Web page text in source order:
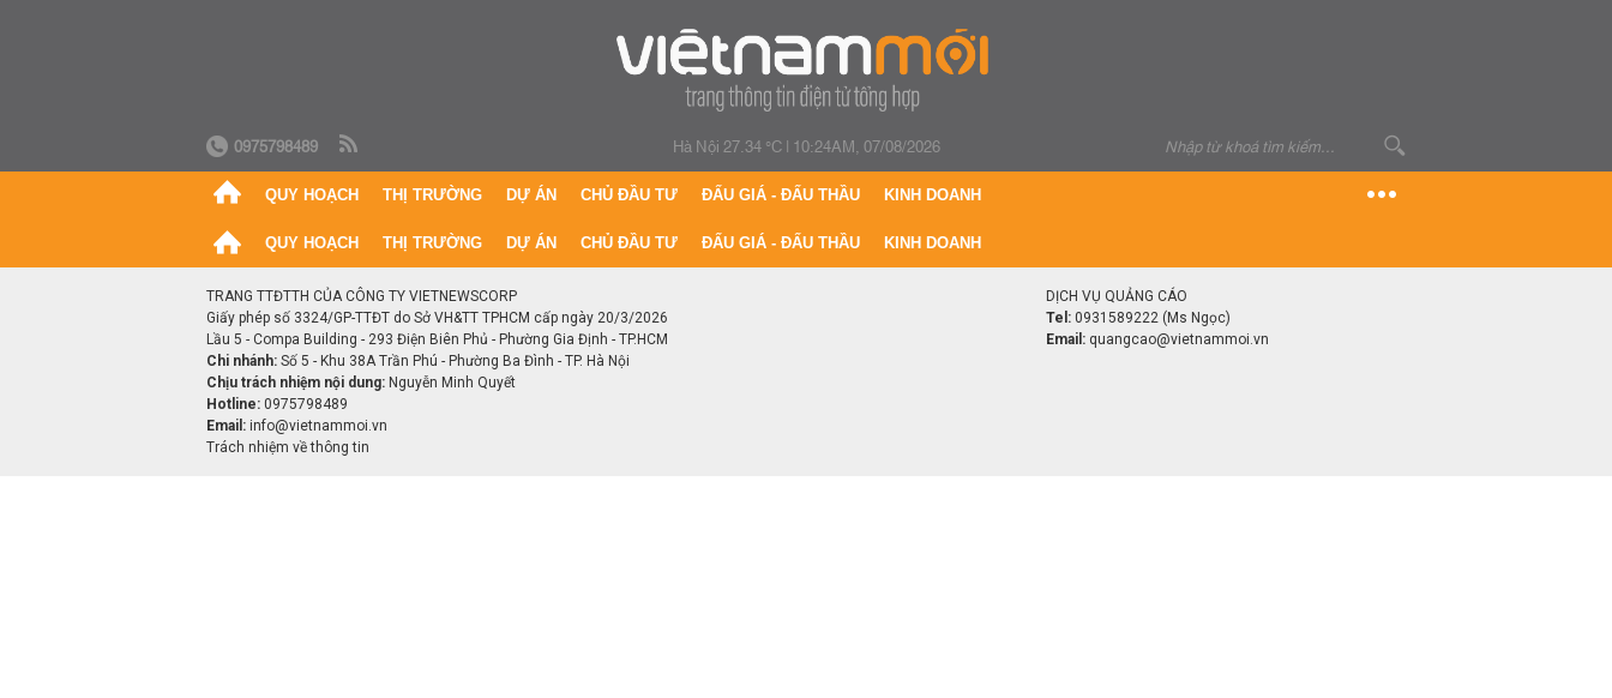
0975798489 Hà Nội 27.34 °C| 10:24AM, 07/08/2026
QUY HOẠCH THỊ TRƯỜNG DỰ ÁN CHỦ ĐẦU TƯ ĐẤU GIÁ - ĐẤU THẦU KINH DOANH
QUY HOẠCH THỊ TRƯỜNG DỰ ÁN CHỦ ĐẦU TƯ ĐẤU GIÁ - ĐẤU THẦU KINH DOANH
TRANG TTĐTTH CỦA CÔNG TY VIETNEWSCORP
Giấy phép số 3324/GP-TTĐT do Sở VH&TT TPHCM cấp ngày 20/3/2026
Lầu 5 - Compa Building - 293 Điện Biên Phủ - Phường Gia Định - TP.HCM
Chi nhánh: Số 5 - Khu 38A Trần Phú - Phường Ba Đình - TP. Hà Nội
Chịu trách nhiệm nội dung: Nguyễn Minh Quyết
Hotline: 0975798489
Email: info@vietnammoi.vn
Trách nhiệm về thông tin
DỊCH VỤ QUẢNG CÁO
Tel: 0931589222 (Ms Ngọc)
Email: quangcao@vietnammoi.vn